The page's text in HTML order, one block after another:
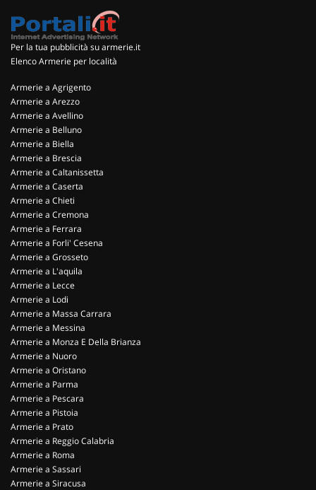
Per la tua pubblicità su armerie.it
Elenco Armerie per località
Armerie a Agrigento
Armerie a Arezzo
Armerie a Avellino
Armerie a Belluno
Armerie a Biella
Armerie a Brescia
Armerie a Caltanissetta
Armerie a Caserta
Armerie a Chieti
Armerie a Cremona
Armerie a Ferrara
Armerie a Forli' Cesena
Armerie a Grosseto
Armerie a L'aquila
Armerie a Lecce
Armerie a Lodi
Armerie a Massa Carrara
Armerie a Messina
Armerie a Monza E Della Brianza
Armerie a Nuoro
Armerie a Oristano
Armerie a Parma
Armerie a Pescara
Armerie a Pistoia
Armerie a Prato
Armerie a Reggio Calabria
Armerie a Roma
Armerie a Sassari
Armerie a Siracusa